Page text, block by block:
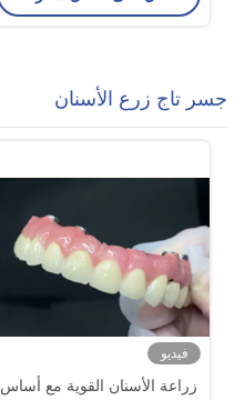
جسر تاج زرع الأسنان
فيديو
زراعة الأسنان القوية مع أساس